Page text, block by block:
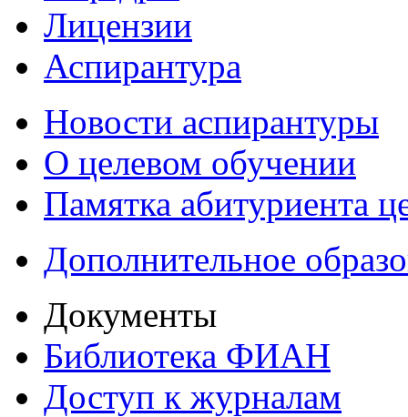
Лицензии
Аспирантура
Новости аспирантуры
О целевом обучении
Памятка абитуриента
Дополнительное
Документы
Библиотека ФИАН
Доступ к журналам